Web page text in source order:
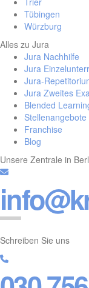
Tübingen
Würzburg
Alles zu Jura
Jura Nachhilfe
Jura
Jura-
Jura Zweites
Blended
Stellenangebote
Franchise
Blog
Unsere Zentrale in
Schreiben Sie uns